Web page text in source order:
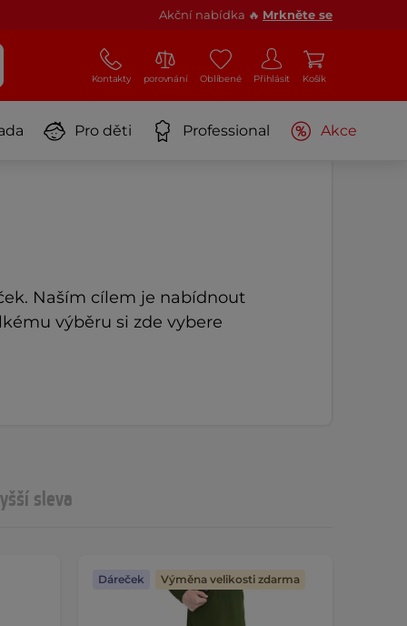
Akční nabídka 🔥 Mrkněte se
Kontakty porovnání Oblíbené Přihlásit Košík
Pro děti Professional Akce
Naším cílem je nabídnout
výběru si zde vybere
sleva
Dáreček Výměna velikosti zdarma